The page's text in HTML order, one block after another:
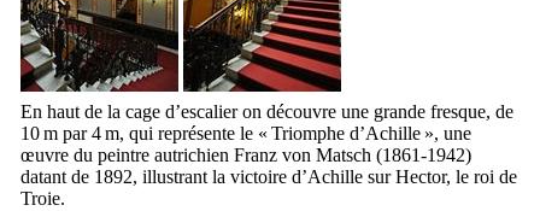
En haut de la cage d’escalier on découvre une grande fresque, de
10 m par 4 m, qui représente le « Triomphe d’Achille », une
œuvre du peintre autrichien Franz von Matsch (1861-1942)
datant de 1892, illustrant la victoire d’Achille sur Hector, le roi de
Troie.